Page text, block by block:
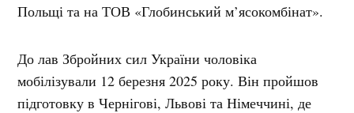
Польщі та на ТОВ «Глобинський м’ясокомбінат».
До лав Збройних сил України чоловіка
мобілізували 12 березня 2025 року. Він пройшов
підготовку в Чернігові, Львові та Німеччині, де